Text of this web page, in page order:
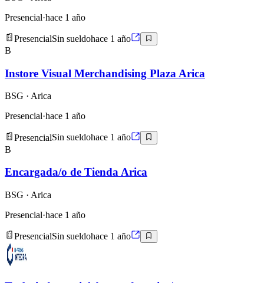
Presencial·hace 1 año
PresencialSin sueldohace 1 año
B
Instore Visual Merchandising Plaza Arica
BSG · Arica
Presencial·hace 1 año
PresencialSin sueldohace 1 año
B
Encargada/o de Tienda Arica
BSG · Arica
Presencial·hace 1 año
PresencialSin sueldohace 1 año